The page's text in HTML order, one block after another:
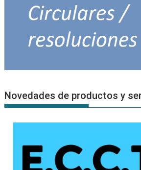
Novedades de productos y